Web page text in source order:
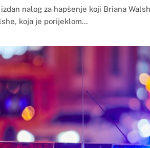
nalog za hapšenje koji Briana
koja je porijeklom…